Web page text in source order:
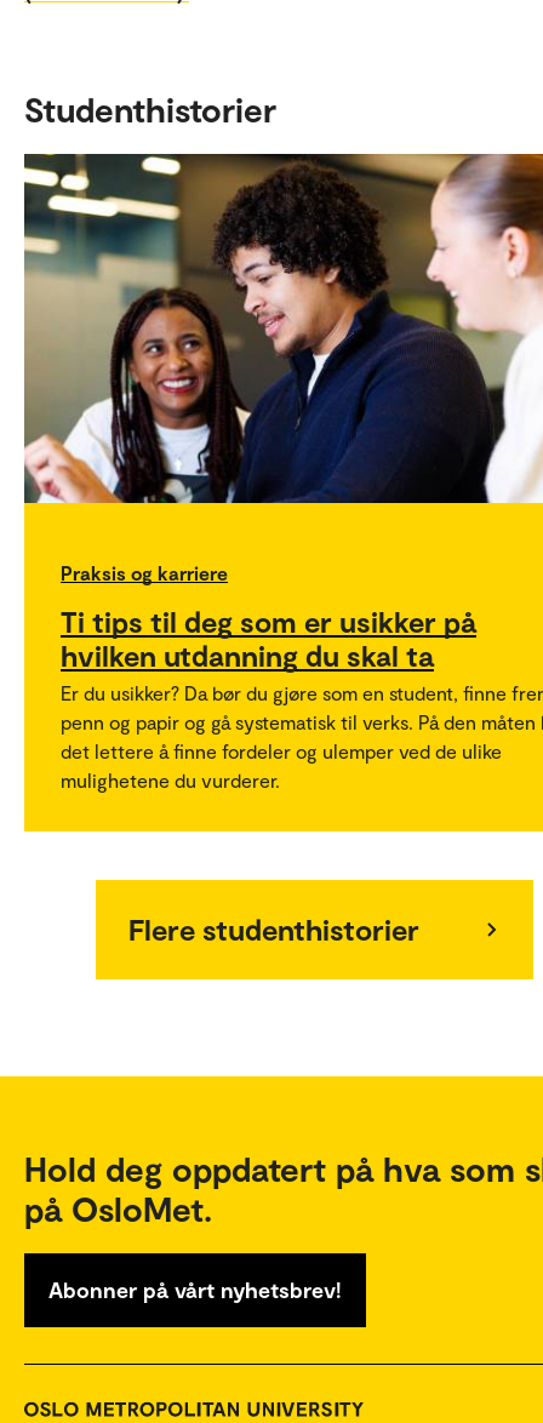
Studenthistorier
Praksis og karriere
Ti tips til deg som er usikker på
hvilken utdanning du skal ta
Er du usikker? Da bør du gjøre som en student, finne
penn og papir og gå systematisk til verks. På den måten
det lettere å finne fordeler og ulemper ved de ulike
mulighetene du vurderer.
Flere studenthistorier
Hold deg oppdatert på hva som
på OsloMet.
Abonner på vårt nyhetsbrev!